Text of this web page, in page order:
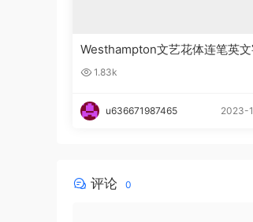
Westhampton文艺花体连笔英
体下载
1.83k
u636671987465 2023-
评论 0